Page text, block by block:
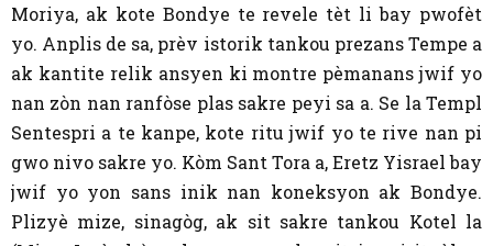
Moriya, ak kote Bondye te revele tèt li bay pwofèt
yo. Anplis de sa, prèv istorik tankou prezans Tempe a
ak kantite relik ansyen ki montre pèmanans jwif yo
nan zòn nan ranfòse plas sakre peyi sa a. Se la Templ
Sentespri a te kanpe, kote ritu jwif yo te rive nan pi
gwo nivo sakre yo. Kòm Sant Tora a, Eretz Yisrael bay
jwif yo yon sans inik nan koneksyon ak Bondye.
Plizyè mize, sinagòg, ak sit sakre tankou Kotel la